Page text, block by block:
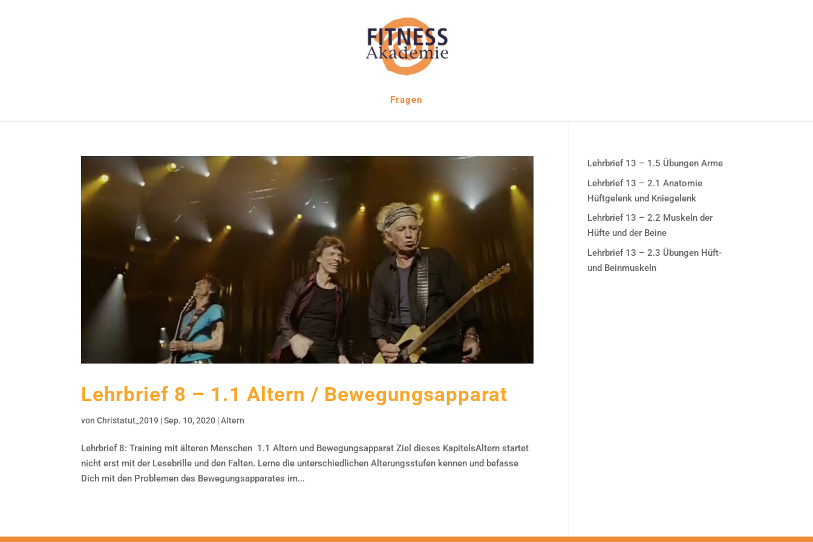
Fragen
Lehrbrief 8 – 1.1 Altern / Bewegungsapparat
vonChristatut_2019 |Sep. 10, 2020 |Altern
Lehrbrief 8: Training mit älteren Menschen 1.1 Altern und Bewegungsapparat Ziel dieses KapitelsAltern startet
nicht erst mit der Lesebrille und den Falten. Lerne die unterschiedlichen Alterungsstufen kennen und befasse
Dich mit den Problemen des Bewegungsapparates im...
Lehrbrief 13 – 1.5 Übungen Arme
Lehrbrief 13 – 2.1 Anatomie
Hüftgelenk und Kniegelenk
Lehrbrief 13 – 2.2 Muskeln der
Hüfte und der Beine
Lehrbrief 13 – 2.3 Übungen Hüft-
und Beinmuskeln